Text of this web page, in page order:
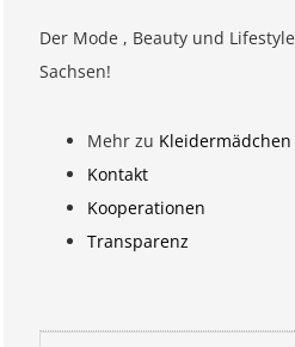
Der Mode , Beauty und
Sachsen!
Mehr zu Kleidermädchen
Kontakt
Kooperationen
Transparenz